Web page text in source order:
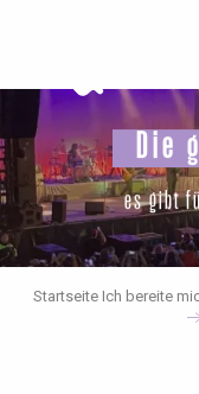
principal
Die
es gibt
Startseite Ich bereite